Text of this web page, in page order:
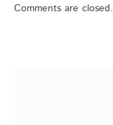
Comments are closed.